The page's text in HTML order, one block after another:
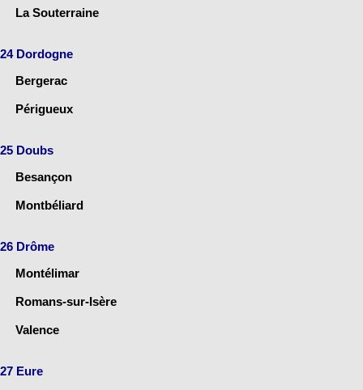
La Souterraine
24 Dordogne
Bergerac
Périgueux
25 Doubs
Besançon
Montbéliard
26 Drôme
Montélimar
Romans-sur-Isère
Valence
27 Eure